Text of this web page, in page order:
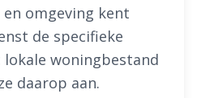
omgeving kent
de specifieke
woningbestand
daarop aan.